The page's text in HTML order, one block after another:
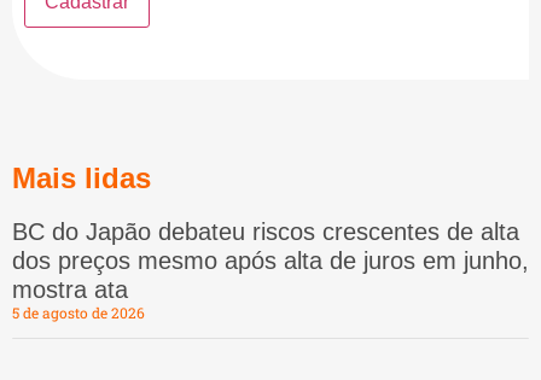
Mais lidas
BC do Japão debateu riscos crescentes de alta
dos preços mesmo após alta de juros em junho,
mostra ata
5 de agosto de 2026